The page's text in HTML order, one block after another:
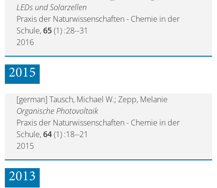
LEDs und Solarzellen
Praxis der Naturwissenschaften - Chemie in der
Schule,65(1) :28--31
2016
2015
[german] Tausch, Michael W.; Zepp, Melanie
Organische Photovoltaik
Praxis der Naturwissenschaften - Chemie in der
Schule,64(1) :18--21
2015
2013